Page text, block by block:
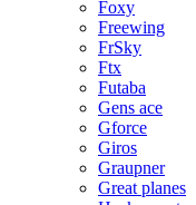
Foxy
Freewing
FrSky
Ftx
Futaba
Gens ace
Gforce
Giros
Graupner
Great planes